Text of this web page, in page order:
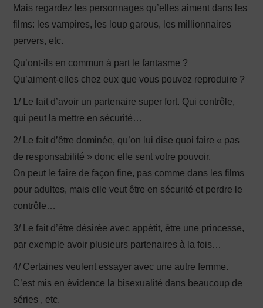
Mais regardez les personnages qu’elles aiment dans les
films: les vampires, les loup garous, les millionnaires
pervers, etc.
Qu’ont-ils en commun à part le fantasme ?
Qu’aiment-elles chez eux que vous pouvez reproduire ?
1/ Le fait d’avoir un partenaire super fort. Qui contrôle,
qui peut la mettre en sécurité…
2/ Le fait d’être dominée, qu’on lui dise quoi faire « pas
de responsabilité » donc elle sent votre pouvoir.
On peut le faire de façon fine, pas comme dans les films
pour adultes, mais elle veut être en sécurité et perdre le
contrôle…
3/ Le fait d’être désirée avec appétit, être une princesse,
par exemple avoir plusieurs partenaires à la fois…
4/ Certaines veulent essayer avec une autre femme.
C’est mis en évidence la bisexualité dans beaucoup de
séries , etc.